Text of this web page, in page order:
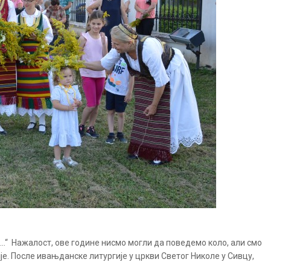
Нажалост, ове године нисмо могли да поведемо коло, али смо
ивањданске литургије у цркви Светог Николе у Сивцу,